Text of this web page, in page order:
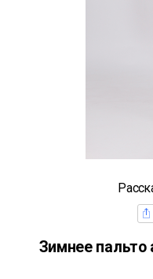
Зимнее пальто